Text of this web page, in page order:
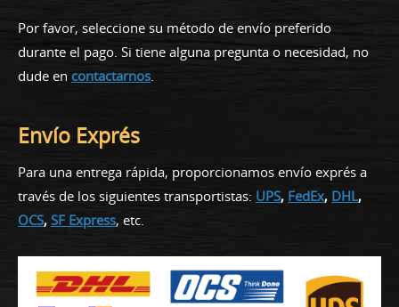
Por favor, seleccione su método de envío preferido
durante el pago. Si tiene alguna pregunta o necesidad, no
dude en contactarnos
Envío Exprés
Para una entrega rápida, proporcionamos envío exprés a
través de los siguientes transportistas: UPS, FedEx, DHL,
OCS, SF Express, etc.